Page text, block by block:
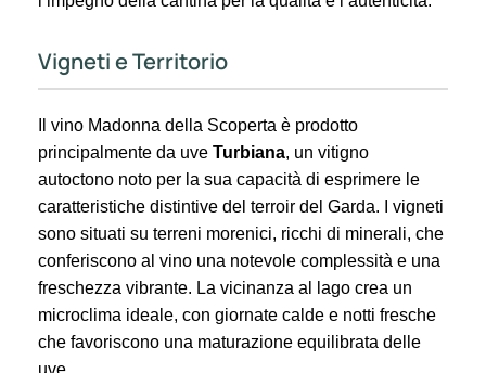
Vigneti e Territorio
Il vino Madonna della Scoperta è prodotto
principalmente da uve Turbiana, un vitigno
autoctono noto per la sua capacità di esprimere le
caratteristiche distintive del terroir del Garda. I vigneti
sono situati su terreni morenici, ricchi di minerali, che
conferiscono al vino una notevole complessità e una
freschezza vibrante. La vicinanza al lago crea un
microclima ideale, con giornate calde e notti fresche
che favoriscono una maturazione equilibrata delle
uve.